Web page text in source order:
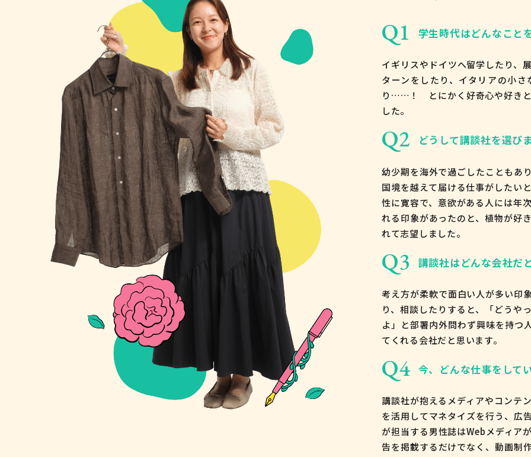
Q1
学生時代はどんなこと
イギリスやドイツへ留学したり、
ターンをしたり、イタリアの小
り……！ とにかく好奇心や好きと
した。
Q2 どうして講談社を選び
幼少期を海外で過ごしたこともあ
国境を越えて届ける仕事がしたい
性に寛容で、意欲がある人には年
れる印象があったのと、植物が好
れて志望しました。
Q3 講談社はどんな会社だ
考え方が柔軟で面白い人が多い印
り、相談したりすると、「どうや
よ」と部署内外問わず興味を持つ
てくれる会社だと思います。
Q4 今、どんな仕事をして
講談社が抱えるメディアやコンテ
を活用してマネタイズを行う、広
が担当する男性誌はWebメディア
告を掲載するだけでなく、動画制